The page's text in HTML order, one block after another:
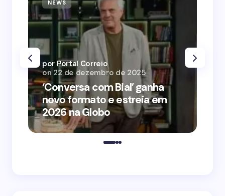
NEWS
‘Conversa com Bial’ ganha
novo formato e estreia em
2026 na Globo
por Portal Correio
on 22 de dezembro de 2025